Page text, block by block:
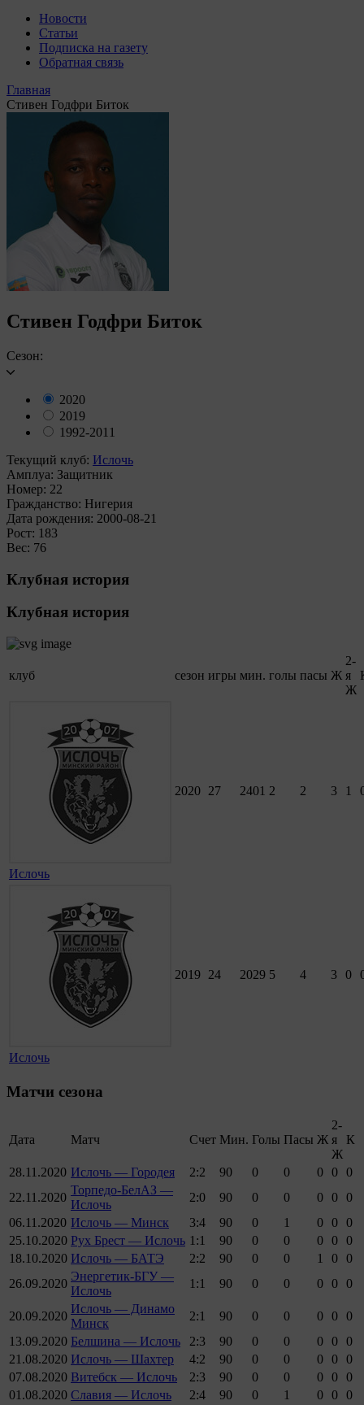
Новости
Статьи
Подписка на газету
Обратная связь
Главная
Стивен Годфри Биток
Стивен Годфри Биток
Сезон:
2020
2019
1992-2011
Текущий клуб: Ислочь
Амплуа: Защитник
Номер: 22
Гражданство: Нигерия
Дата рождения: 2000-08-21
Рост: 183
Вес: 76
Клубная история
Клубная история
клуб сезон игры мин. голы пасы Ж
2-
я
Ж
Ислочь
2020 27 2401 2 2 3 1
Ислочь
2019 24 2029 5 4 3 0
Матчи сезона
Дата Матч Счет Мин. Голы Пасы Ж
2-
я
Ж
К
28.11.2020 Ислочь — Городея 2:2 90 0 0 0 0 0
22.11.2020
Торпедо-БелАЗ —
Ислочь
2:0 90 0 0 0 0 0
06.11.2020 Ислочь — Минск 3:4 90 0 1 0 0 0
25.10.2020 Рух Брест — Ислочь 1:1 90 0 0 0 0 0
18.10.2020 Ислочь — БАТЭ 2:2 90 0 0 1 0 0
26.09.2020
Энергетик-БГУ —
Ислочь
1:1 90 0 0 0 0 0
20.09.2020
Ислочь — Динамо
Минск
2:1 90 0 0 0 0 0
13.09.2020 Белшина — Ислочь 2:3 90 0 0 0 0 0
21.08.2020 Ислочь — Шахтер 4:2 90 0 0 0 0 0
07.08.2020 Витебск — Ислочь 2:3 90 0 0 0 0 0
01.08.2020 Славия — Ислочь 2:4 90 0 1 0 0 0